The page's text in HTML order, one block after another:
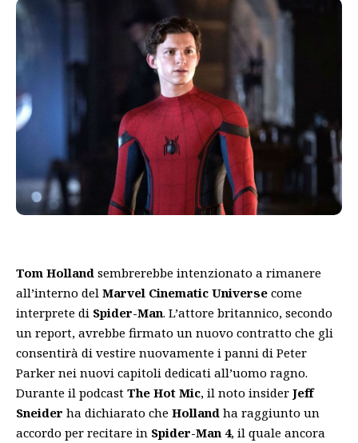
Tom Holland sembrerebbe intenzionato a rimanere
all’interno del Marvel Cinematic Universe come
interprete di Spider-Man. L’attore britannico, secondo
un report, avrebbe firmato un nuovo contratto che gli
consentirà di vestire nuovamente i panni di Peter
Parker nei nuovi capitoli dedicati all’uomo ragno.
Durante il podcast The Hot Mic, il noto insider Jeff
Sneider ha dichiarato che Holland ha raggiunto un
accordo per recitare in Spider-Man 4, il quale ancora